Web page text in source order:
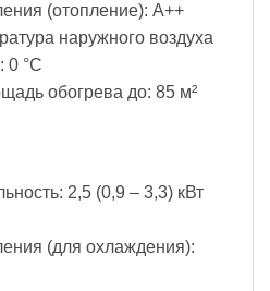
(отопление): A++
наружного воздуха
0 °C
обогрева до: 85 м²
2,5 (0,9 – 3,3) кВт
(для охлаждения):